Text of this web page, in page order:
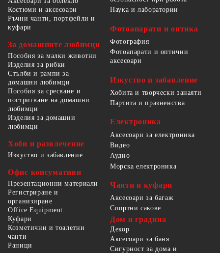
Костюми и аксесоари
Ръчни чанти, портфейли и
куфари
За домашните любимци
Пособия за малки животни
Изделия за рибки
Стълби и рампи за
домашни любимци
Пособия за сресване и
постригване на домашни
любимци
Изделия за домашни
любимци
Хоби и развлечение
Изкуство и забавление
Офис консумативи
Презентационни материали
Регистриране и
организиране
Office Equipment
Наука и лаборатории
Фотоапарати и оптика
Фотография
Фотоапарати и оптични
аксесоари
Изкуство и забавление
Хобита и творчески занаяти
Партита и празненства
Електроника
Аксесоари за електроника
Видео
Аудио
Морска електроника
Чанти и куфари
Аксесоари за багаж
Спортни сакове
Куфари
Козметични и тоалетни
чанти
Раници
Дом и градина
Декор
Аксесоари за баня
Сигурност за дома и